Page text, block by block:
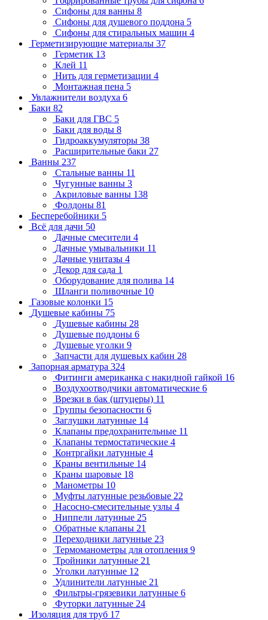
Сифоны для ванны 8
Сифоны для душевого поддона 5
Сифоны для стиральных машин 4
Герметизирующие материалы 37
Герметик 13
Клей 11
Нить для герметизации 4
Монтажная пена 5
Увлажнители воздуха 6
Баки 82
Баки для ГВС 5
Баки для воды 8
Гидроаккумуляторы 38
Расширительные баки 27
Ванны 237
Стальные ванны 11
Чугунные ванны 3
Акриловые ванны 138
Фолдоны 81
Бесперебойники 5
Всё для дачи 50
Дачные смесители 4
Дачные умывальники 11
Дачные унитазы 4
Декор для сада 1
Оборудование для полива 14
Шланги поливочные 10
Газовые колонки 15
Душевые кабины 75
Душевые кабины 28
Душевые поддоны 6
Душевые уголки 9
Запчасти для душевых кабин 28
Запорная арматура 324
Фитинги американка с накидной гайкой 16
Воздухоотводчики автоматические 6
Врезки в бак (штуцеры) 11
Группы безопасности 6
Заглушки латунные 14
Клапаны предохранительные 11
Клапаны термостатические 4
Контргайки латунные 4
Краны вентильные 14
Краны шаровые 18
Манометры 10
Муфты латунные резьбовые 22
Насосно-смесительные узлы 4
Ниппели латунные 25
Обратные клапаны 21
Переходники латунные 23
Термоманометры для отопления 9
Тройники латунные 21
Уголки латунные 12
Удлинители латунные 21
Фильтры-грязевики латунные 6
Футорки латунные 24
Изоляция для труб 17